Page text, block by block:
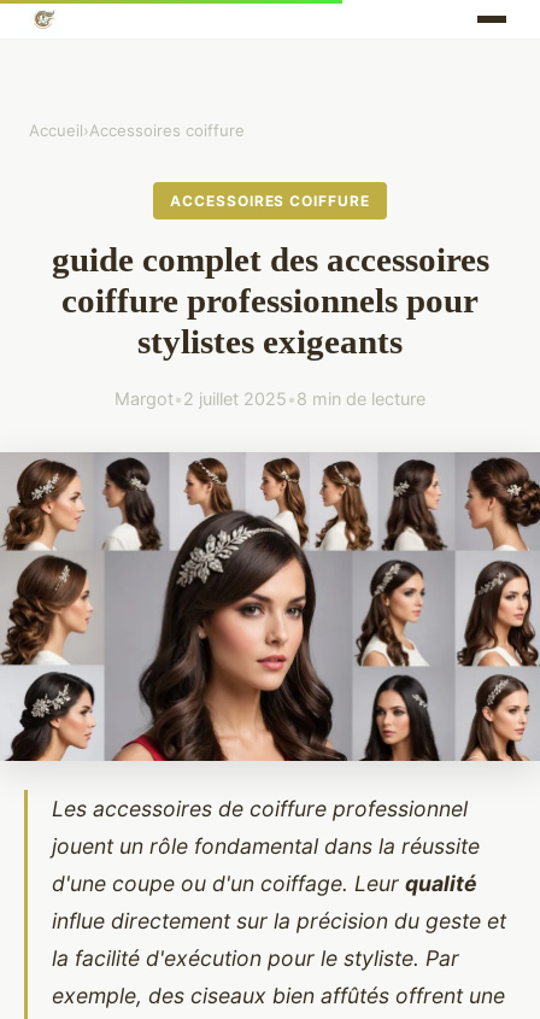
Accueil›Accessoires coiffure
ACCESSOIRES COIFFURE
guide complet des accessoires
coiffure professionnels pour
stylistes exigeants
Margot•2 juillet 2025•8 min de lecture
Les accessoires de coiffure professionnel
jouent un rôle fondamental dans la réussite
d'une coupe ou d'un coiffage. Leur qualité
influe directement sur la précision du geste et
la facilité d'exécution pour le styliste. Par
exemple, des ciseaux bien affûtés offrent une